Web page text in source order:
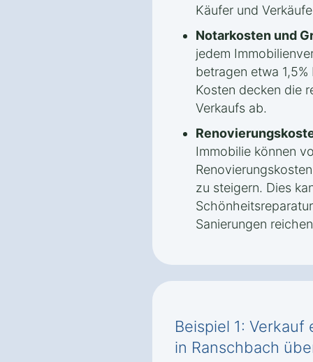
Käufer und
Notarkosten und
jedem
betragen etwa
Kosten decken die
Verkaufs ab.
Immobilie können
zu steigern. Dies
Sanierungen
Beispiel 1:
in Ranschbach